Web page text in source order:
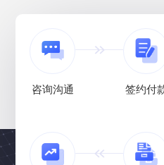
咨询沟通 签约付